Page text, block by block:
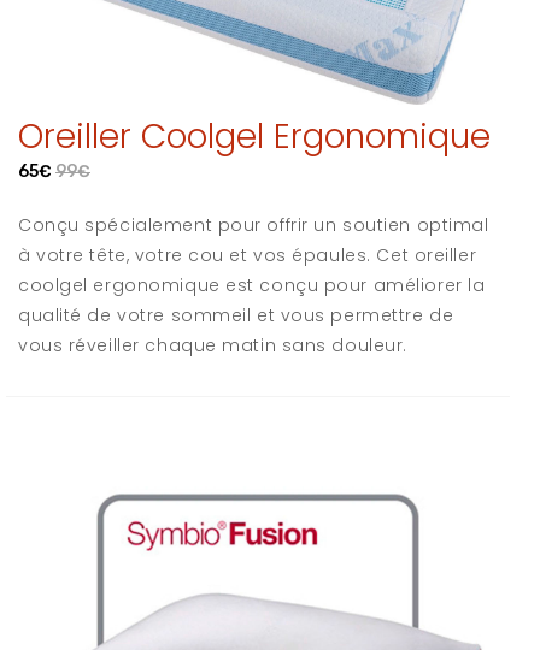
Oreiller Coolgel Ergonomique
65€ 99€
Conçu spécialement pour offrir un soutien optimal
à votre tête, votre cou et vos épaules. Cet oreiller
coolgel ergonomique est conçu pour améliorer la
qualité de votre sommeil et vous permettre de
vous réveiller chaque matin sans douleur.